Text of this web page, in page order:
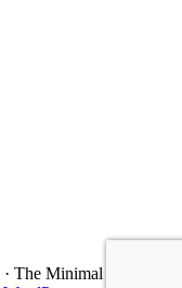
· The Minimal |